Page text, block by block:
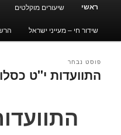
ראשי שיעורים מוקלטים
שידור חי – מעייני ישראל
התוועדות י"ט
פוסט נבחר